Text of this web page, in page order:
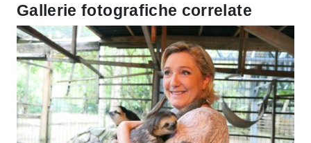
Gallerie fotografiche correlate